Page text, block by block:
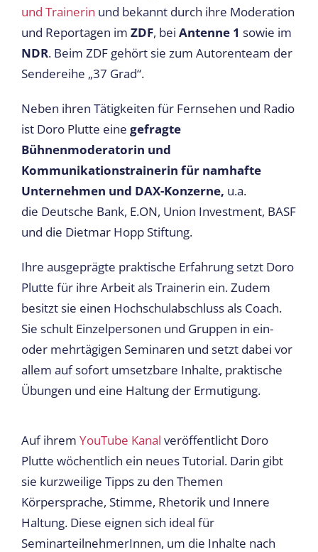
und Trainerin und bekannt durch ihre Moderation
und Reportagen im ZDF, bei Antenne 1 sowie im
NDR. Beim ZDF gehört sie zum Autorenteam der
Sendereihe „37 Grad“.
Neben ihren Tätigkeiten für Fernsehen und Radio
ist Doro Plutte eine gefragte
Bühnenmoderatorin und
Kommunikationstrainerin für namhafte
Unternehmen und DAX-Konzerne, u.a.
die Deutsche Bank, E.ON, Union Investment, BASF
und die Dietmar Hopp Stiftung.
Ihre ausgeprägte praktische Erfahrung setzt Doro
Plutte für ihre Arbeit als Trainerin ein. Zudem
besitzt sie einen Hochschulabschluss als Coach.
Sie schult Einzelpersonen und Gruppen in ein-
oder mehrtägigen Seminaren und setzt dabei vor
allem auf sofort umsetzbare Inhalte, praktische
Übungen und eine Haltung der Ermutigung.
Auf ihrem YouTube Kanal veröffentlicht Doro
Plutte wöchentlich ein neues Tutorial. Darin gibt
sie kurzweilige Tipps zu den Themen
Körpersprache, Stimme, Rhetorik und Innere
Haltung. Diese eignen sich ideal für
SeminarteilnehmerInnen, um die Inhalte nach